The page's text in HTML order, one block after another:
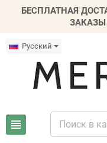
БЕСПЛАТНАЯ
ЗАКАЗЫ
Русский
view_headline